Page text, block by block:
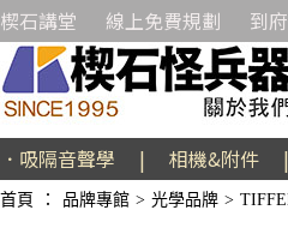
楔石講堂 線上免費規劃 到
．吸隔音聲學 | 相機&附件 |
首頁 ： 品牌專館 > 光學品牌 >